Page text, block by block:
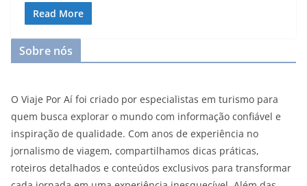
Read More
Sobre nós
O Viaje Por Aí foi criado por especialistas em turismo para
quem busca explorar o mundo com informação confiável e
inspiração de qualidade. Com anos de experiência no
jornalismo de viagem, compartilhamos dicas práticas,
roteiros detalhados e conteúdos exclusivos para transformar